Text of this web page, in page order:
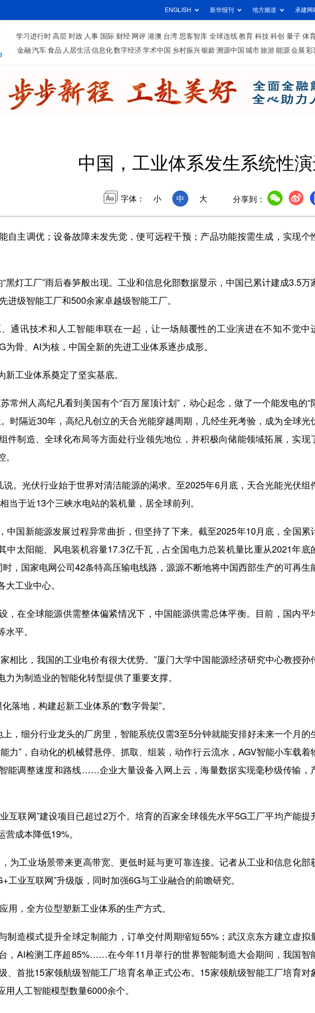
ENGLISH 新华报刊 地方频道 承建网
学习进行时 高层 时政 人事 国际 财经 网评 港澳 台湾 思客智库 全球连线 教育 科技 科创 量子 体
金融 汽车 食品 人居生活信息化数字经济学术中国 乡村振兴银龄溯源中国 城市旅游 能源 会展 彩
中国，工业体系发生系统性
字体： 小 中 大 分享到：
主调优；设备故障未发先觉，便可远程干预；产品功能按需生成，实现个
灯工厂”雨后春笋般出现。工业和信息化部数据显示，中国已累计建成3.5万
进级智能工厂和500余家卓越级智能工厂。
讯技术和人工智能串联在一起，让一场颠覆性的工业演进在不知不觉中
为骨、AI为核，中国全新的先进工业体系逐步成形。
工业体系奠定了坚实基底。
州人高纪凡看到美国有个“百万屋顶计划”，动心起念，做了一个能发电的“
时隔近30年，高纪凡创立的天合光能穿越周期，几经生死考验，成为全球光
件制造、全球化布局等方面处行业领先地位，并积极向储能领域拓展，实现
。
。光伏行业始于世界对清洁能源的渴求。至2025年6月底，天合光能光伏组
当于近13个三峡水电站的装机量，居全球前列。
国新能源发展过程异常曲折，但坚持了下来。截至2025年10月底，全国累
中太阳能、风电装机容量17.3亿千瓦，占全国电力总装机量比重从2021年底
，国家电网公司42条特高压输电线路，源源不断地将中国西部生产的可再生
大工业中心。
在全球能源供需整体偏紧情况下，中国能源供需总体平衡。目前，国内平
水平。
比，我国的工业电价有很大优势。”厦门大学中国能源经济研究中心教授孙
力为制造业的智能化转型提供了重要支撑。
地，构建起新工业体系的“数字骨架”。
细分行业龙头的厂房里，智能系统仅需3至5分钟就能安排好未来一个月的
力”，自动化的机械臂悬停、抓取、组装，动作行云流水，AGV智能小车载着
能调整速度和路线……企业大量设备入网上云，海量数据实现毫秒级传输，
联网”建设项目已超过2万个。培育的百家全球领先水平5G工厂平均产能提
营成本降低19%。
工业场景带来更高带宽、更低时延与更可靠连接。记者从工业和信息化部
工业互联网”升级版，同时加强6G与工业融合的前瞻研究。
，全方位型塑新工业体系的生产方式。
造模式提升全球定制能力，订单交付周期缩短55%；武汉京东方建立虚拟
，AI检测工序超85%……在今年11月举行的世界智能制造大会期间，我国智
、首批15家领航级智能工厂培育名单正式公布。15家领航级智能工厂培育对
人工智能模型数量6000余个。